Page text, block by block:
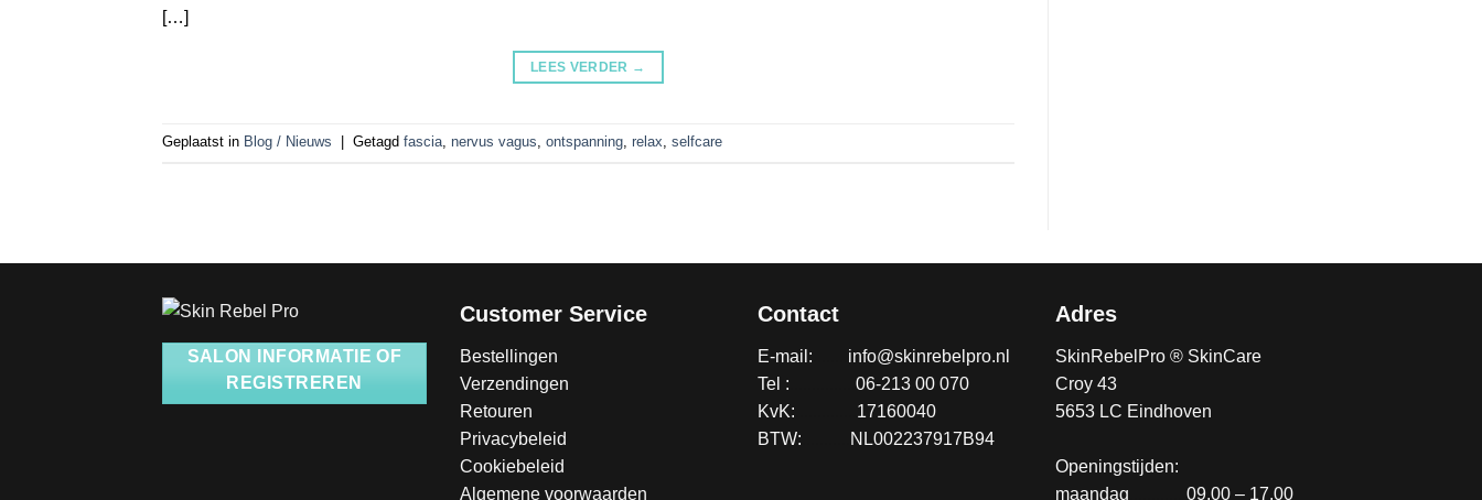
[…]
LEES VERDER →
Geplaatst in Blog / Nieuws Getagd fascia nervus vagus ontspanning relax selfcare
SALON INFORMATIE OF
REGISTREREN
Customer Service
Bestellingen
Verzendingen
Retouren
Privacybeleid
Cookiebeleid
Algemene voorwaarden
Contact
E-mail:
info@skinrebelpro.nl
Tel :
06-213 00 070
KvK:
17160040
BTW:
NL002237917B94
Adres
SkinRebelPro ® SkinCare
Croy 43
5653 LC Eindhoven
Openingstijden:
maandag
09.00 – 17.00